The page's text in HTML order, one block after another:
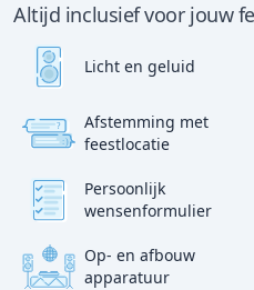
Altijd inclusief voor jouw
Licht en geluid
?
:)
Afstemming met
feestlocatie
Persoonlijk
wensenformulier
Op- en afbouw
apparatuur